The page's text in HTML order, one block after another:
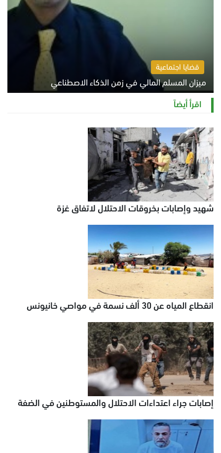
قضايا اجتماعية
ميزان المسلم المالي في زمن الذكاء الاصطناعي
السبت 8 أغسطس 2026 11:21 ص
اقرأ أيضاً
شهيد وإصابات بخروقات الاحتلال لاتفاق غزة
انقطاع المياه عن 30 ألف نسمة في مواصي خانيونس
إصابات جراء اعتداءات الاحتلال والمستوطنين في الضفة